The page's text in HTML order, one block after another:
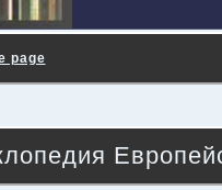
page